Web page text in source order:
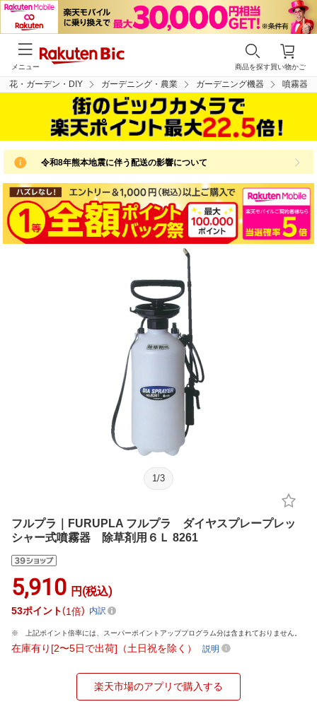
買い物かご
商品を探す
メニュー
花・ガーデン・DIY ガーデニング・農業 ガーデニング機器 噴霧器
令和8年熊本地震に伴う配送の影響について
1 /3
フルプラ｜FURUPLA フルプラ ダイヤスプレープレッ
シャー式噴霧器 除草剤用６Ｌ 8261
5,910 円(税込)
53ポイント 1倍 内訳
上記ポイント倍率には、スーパーポイントアッププログラム分は含まれておりません。
在庫有り[2〜5日で出荷]（土日祝を除く） 説明
楽天市場のアプリで購入する